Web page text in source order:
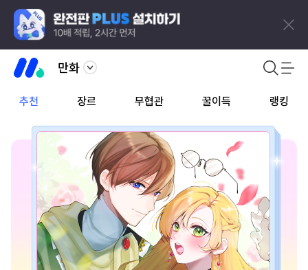
만화
추천 장르 무협관 꿀이득 랭킹